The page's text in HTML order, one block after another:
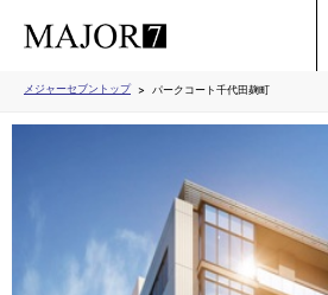
メジャーセブントップ パークコート千代田麹町